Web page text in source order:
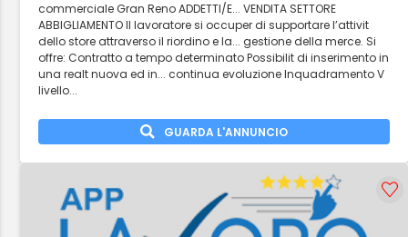
commerciale Gran Reno ADDETTI/E... VENDITA SETTORE
ABBIGLIAMENTO Il lavoratore si occuper di supportare l’attivit
dello store attraverso il riordino e la... gestione della merce. Si
offre: Contratto a tempo determinato Possibilit di inserimento in
una realt nuova ed in... continua evoluzione Inquadramento V
livello...
GUARDA L'ANNUNCIO